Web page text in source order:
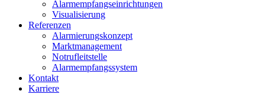
Alarmempfangseinrichtungen
Visualisierung
Referenzen
Alarmierungskonzept
Marktmanagement
Notrufleitstelle
Alarmempfangssystem
Kontakt
Karriere